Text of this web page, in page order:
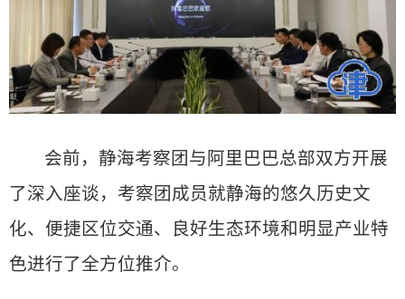
会前，静海考察团与阿里巴巴总部双方开展
了深入座谈，考察团成员就静海的悠久历史文
化、便捷区位交通、良好生态环境和明显产业特
色进行了全方位推介。